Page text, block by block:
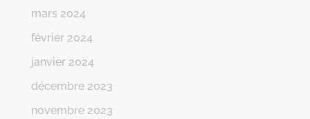
mars 2024
février 2024
janvier 2024
décembre 2023
novembre 2023